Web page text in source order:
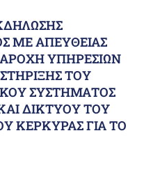
ΜΕ ΑΠΕΥΘΕΙΑΣ
ΥΠΗΡΕΣΙΩΝ
ΤΟΥ
ΣΥΣΤΗΜΑΤΟΣ
ΔΙΚΤΥΟΥ ΤΟΥ
ΚΕΡΚΥΡΑΣ ΓΙΑ ΤΟ